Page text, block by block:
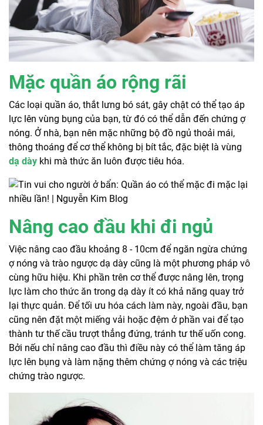
Mặc quần áo rộng rãi
Các loại quần áo, thắt lưng bó sát, gây chật có thể tạo áp
lực lên vùng bụng của bạn, từ đó có thể dẫn đến chứng ợ
nóng. Ở nhà, bạn nên mặc những bộ đồ ngủ thoải mái,
thông thoáng để cơ thể không bị bít tắc, đặc biệt là vùng
dạ dày khi mà thức ăn luôn được tiêu hóa.
Nâng cao đầu khi đi ngủ
Việc nâng cao đầu khoảng 8 - 10cm để ngăn ngừa chứng
ợ nóng và trào ngược dạ dày cũng là một phương pháp vô
cùng hữu hiệu. Khi phần trên cơ thể được nâng lên, trọng
lực làm cho thức ăn trong dạ dày ít có khả năng quay trở
lại thực quản. Để tối ưu hóa cách làm này, ngoài đầu, bạn
cũng nên đặt một miếng vải hoặc đệm ở phần vai để tạo
thành tư thế cầu trượt thẳng đứng, tránh tư thế uốn cong.
Bởi nếu chỉ nâng cao đầu thì điều này có thể làm tăng áp
lực lên bụng và làm nặng thêm chứng ợ nóng và các triệu
chứng trào ngược.